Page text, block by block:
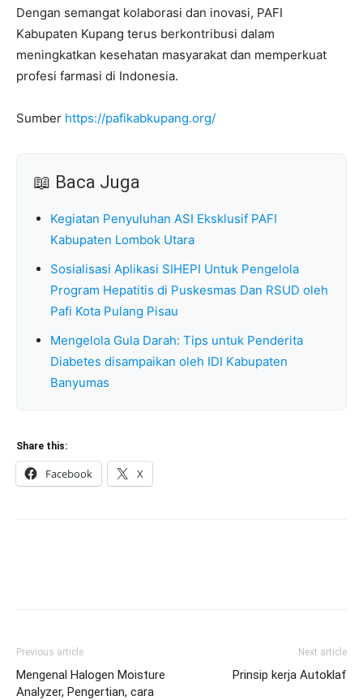
Dengan semangat kolaborasi dan inovasi, PAFI
Kabupaten Kupang terus berkontribusi dalam
meningkatkan kesehatan masyarakat dan memperkuat
profesi farmasi di Indonesia.
Sumber https://pafikabkupang.org/
📖 Baca Juga
Kegiatan Penyuluhan ASI Eksklusif PAFI
Kabupaten Lombok Utara
Sosialisasi Aplikasi SIHEPI Untuk Pengelola
Program Hepatitis di Puskesmas Dan RSUD oleh
Pafi Kota Pulang Pisau
Mengelola Gula Darah: Tips untuk Penderita
Diabetes disampaikan oleh IDI Kabupaten
Banyumas
Share this:
Facebook X
Previous article
Mengenal Halogen Moisture
Analyzer, Pengertian, cara
Next article
Prinsip kerja Autoklaf